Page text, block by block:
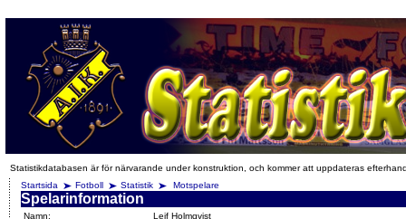
Statistikdatabasen är för närvarande under konstruktion, och kommer att uppdateras
Startsida
Fotboll Statistik Motspelare
Spelarinformation
Namn:
Leif Holmqvist